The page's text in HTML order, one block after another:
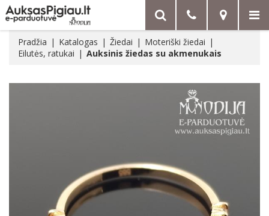
Pradžia Katalogas Žiedai
Moteriški žiedai
Eilutės, ratukai
Auksinis žiedas su akmenukais